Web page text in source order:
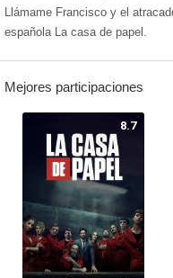
Llámame Francisco y el
española La casa de papel.
Mejores participaciones
8.7